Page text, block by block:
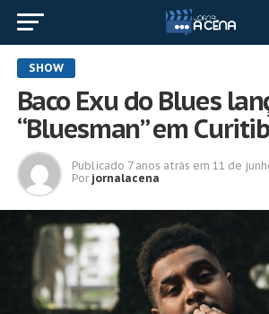
SHOW
Baco Exu do Blues
“Bluesman” em
Publicado 7 anos atrás em 11 de
Por jornalacena